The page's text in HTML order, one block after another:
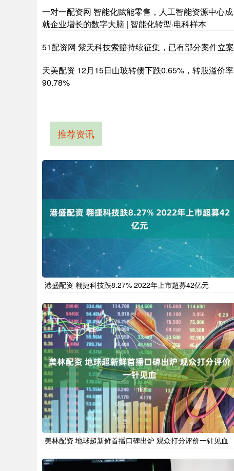
一对一配资网 智能化赋能零售，人工智能资源中心成
就企业增长的数字大脑 | 智能化转型·电科样本
51配资网 紫天科技索赔持续征集，已有部分案件立案
天美配资 12月15日山玻转债下跌0.65%，转股溢价率
90.78%
推荐资讯
港盛配资 翱捷科技跌8.27% 2022年上市超募42亿元
美林配资 地球超新鲜首播口碑出炉 观众打分评价一针见血